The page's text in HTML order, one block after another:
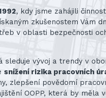
, kdy jsme zahájili
zkušenostem Vám
v oblasti bezpečnosti
vývoj a trendy v
snížení rizika pracovních
zlepšení povědomí
OOPP, která by měla